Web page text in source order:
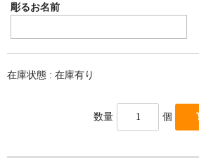
彫るお名前
在庫状態 : 在庫有り
数量 個